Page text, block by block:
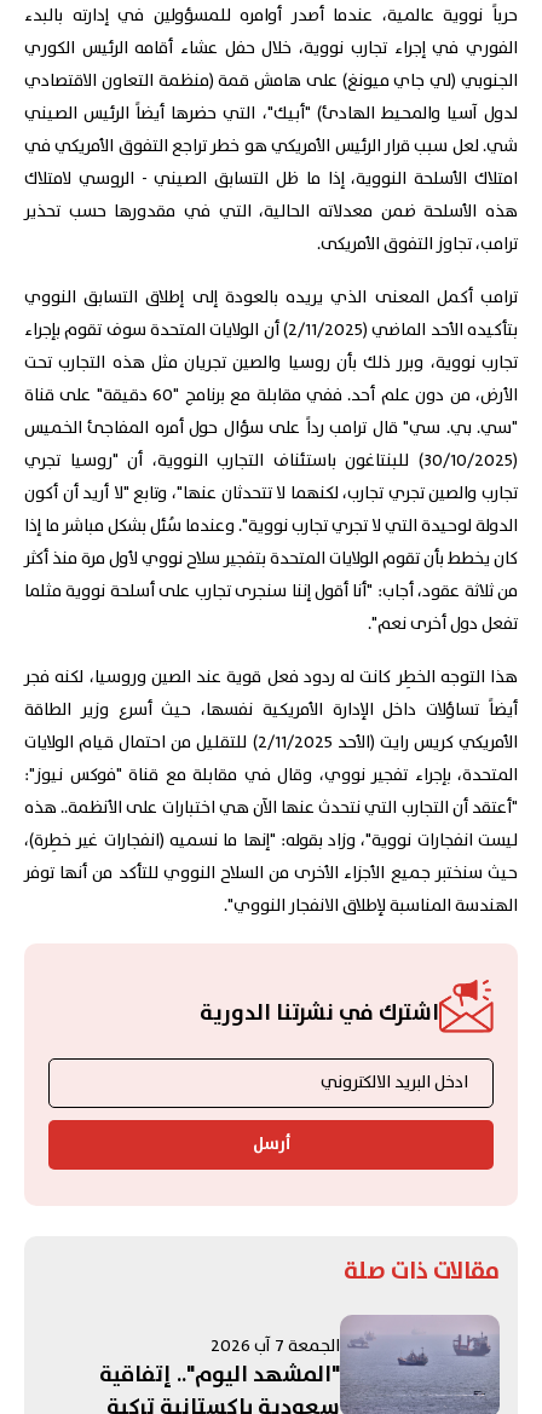
حرباً نووية عالمية، عندما أصدر أوامره للمسؤولين في إدارته بالبدء
الفوري في إجراء تجارب نووية، خلال حفل عشاء أقامه الرئيس الكوري
الجنوبي (لي جاي ميونغ) على هامش قمة (منظمة التعاون الاقتصادي
لدول آسيا والمحيط الهادئ) "أبيك"، التي حضرها أيضاً الرئيس الصيني
شي. لعل سبب قرار الرئيس الأمريكي هو خطر تراجع التفوق الأمريكي في
امتلاك الأسلحة النووية، إذا ما ظل التسابق الصيني - الروسي لامتلاك
هذه الأسلحة ضمن معدلاته الحالية، التي في مقدورها حسب تحذير
ترامب، تجاوز التفوق الأمريكى.
ترامب أكمل المعنى الذي يريده بالعودة إلى إطلاق التسابق النووي
بتأكيده الأحد الماضي (2/11/2025) أن الولايات المتحدة سوف تقوم بإجراء
تجارب نووية، وبرر ذلك بأن روسيا والصين تجريان مثل هذه التجارب تحت
الأرض، من دون علم أحد. ففي مقابلة مع برنامج "60 دقيقة" على قناة
"سي. بي. سي" قال ترامب رداً على سؤال حول أمره المفاجئ الخميس
(30/10/2025) للبنتاغون باستئناف التجارب النووية، أن "روسيا تجري
تجارب والصين تجري تجارب، لكنهما لا تتحدثان عنها"، وتابع "لا أريد أن أكون
الدولة لوحيدة التي لا تجري تجارب نووية". وعندما سُئل بشكل مباشر ما إذا
كان يخطط بأن تقوم الولايات المتحدة بتفجير سلاح نووي لأول مرة منذ أكثر
من ثلاثة عقود، أجاب: "أنا أقول إننا سنجرى تجارب على أسلحة نووية مثلما
تفعل دول أخرى نعم".
هذا التوجه الخطِر كانت له ردود فعل قوية عند الصين وروسيا، لكنه فجر
أيضاً تساؤلات داخل الإدارة الأمريكية نفسها، حيث أسرع وزير الطاقة
الأمريكي كريس رايت (الأحد 2/11/2025) للتقليل من احتمال قيام الولايات
المتحدة، بإجراء تفجير نووي، وقال في مقابلة مع قناة "فوكس نيوز":
"أعتقد أن التجارب التي نتحدث عنها الآن هي اختبارات على الأنظمة.. هذه
ليست انفجارات نووية"، وزاد بقوله: "إنها ما نسميه (انفجارات غير خطِرة)،
حيث سنختبر جميع الأجزاء الأخرى من السلاح النووي للتأكد من أنها توفر
الهندسة المناسبة لإطلاق الانفجار النووي".
اشترك في نشرتنا الدورية
أرسل
مقالات ذات صلة
الجمعة 7 آب 2026
"المشهد اليوم".. إتفاقية